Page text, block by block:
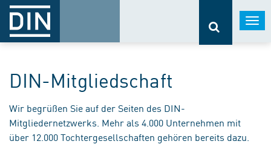
DIN-Mitgliedschaft
Wir begrüßen Sie auf der Seiten des DIN-
Mitgliedernetzwerks. Mehr als 4.000 Unternehmen mit
über 12.000 Tochtergesellschaften gehören bereits dazu.